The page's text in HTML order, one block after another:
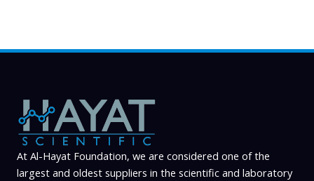
At Al-Hayat Foundation, we are considered one of the
largest and oldest suppliers in the scientific and laboratory